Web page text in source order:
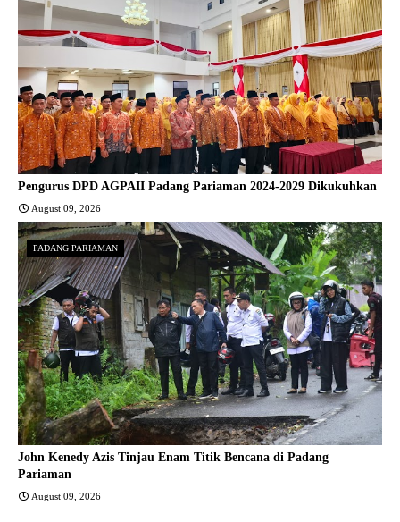
Pengurus DPD AGPAII Padang Pariaman 2024-2029 Dikukuhkan
August 09, 2026
PADANG PARIAMAN
John Kenedy Azis Tinjau Enam Titik Bencana di Padang
Pariaman
August 09, 2026